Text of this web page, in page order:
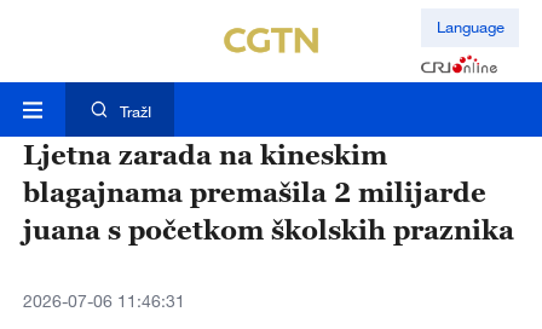
Language
TražI
Ljetna zarada na kineskim
blagajnama premašila 2 milijarde
juana s početkom školskih praznika
2026-07-06 11:46:31